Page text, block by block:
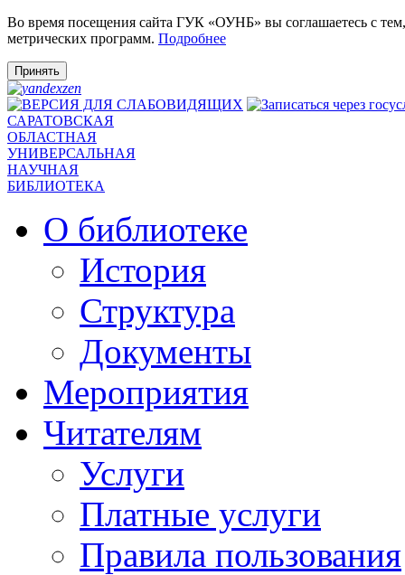
Во время посещения сайта ГУК «ОУНБ» вы соглашаетесь с
метрических программ. Подробнее
Принять
САРАТОВСКАЯ
ОБЛАСТНАЯ
УНИВЕРСАЛЬНАЯ
НАУЧНАЯ
БИБЛИОТЕКА
О библиотеке
История
Структура
Документы
Мероприятия
Читателям
Услуги
Платные услуги
Правила пользования